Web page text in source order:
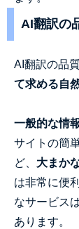
AI翻訳の
AI翻訳の品質
て求める自
一般的な情
サイトの簡
ど、 大まか
は非常に便
なサービス
あります。